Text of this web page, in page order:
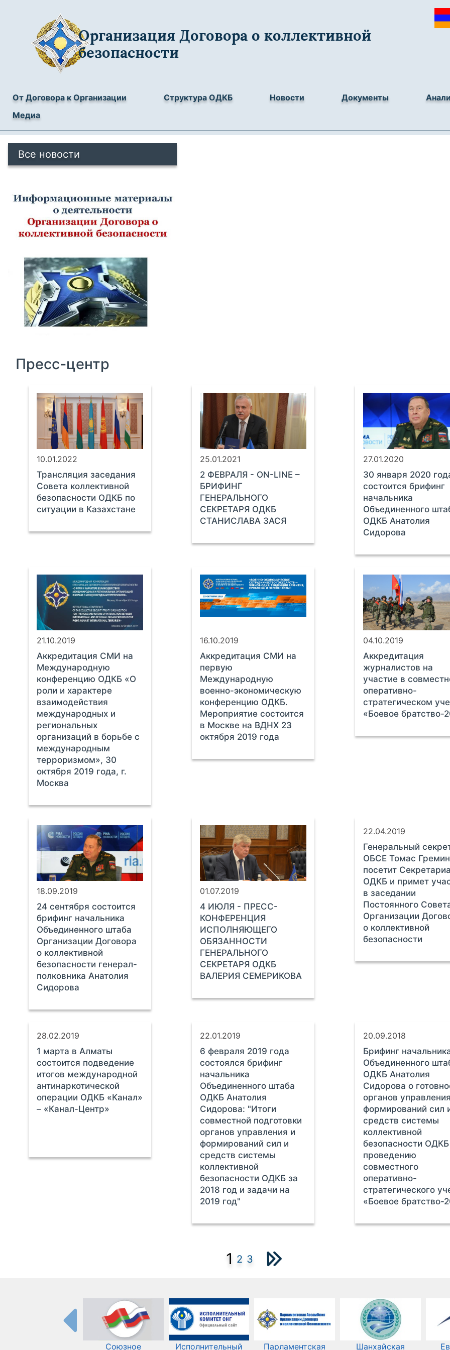
Организация Договора о коллективной
безопасности
От Договора к Организации Структура ОДКБ Новости Документы
Медиа
Все новости
Пресс-центр
10.01.2022
Трансляция заседания
Совета коллективной
безопасности ОДКБ по
ситуации в Казахстане
25.01.2021
2 ФЕВРАЛЯ - ON-LINE –
БРИФИНГ
ГЕНЕРАЛЬНОГО
СЕКРЕТАРЯ ОДКБ
СТАНИСЛАВА ЗАСЯ
27.01.2020
30 января 2020
состоится брифинг
начальника
Объединенного
ОДКБ Анатолия
Сидорова
21.10.2019
Аккредитация СМИ на
Международную
конференцию ОДКБ «О
роли и характере
взаимодействия
международных и
региональных
организаций в борьбе с
международным
терроризмом», 30
октября 2019 года, г.
Москва
16.10.2019
Аккредитация СМИ на
первую
Международную
военно-экономическую
конференцию ОДКБ.
Мероприятие состоится
в Москве на ВДНХ 23
октября 2019 года
04.10.2019
Аккредитация
журналистов на
участие в
оперативно-
стратегическом
«Боевое братство-
18.09.2019
24 сентября состоится
брифинг начальника
Объединенного штаба
Организации Договора
о коллективной
безопасности генерал-
полковника Анатолия
Сидорова
01.07.2019
4 ИЮЛЯ - ПРЕСС-
КОНФЕРЕНЦИЯ
ИСПОЛНЯЮЩЕГО
ОБЯЗАННОСТИ
ГЕНЕРАЛЬНОГО
СЕКРЕТАРЯ ОДКБ
ВАЛЕРИЯ СЕМЕРИКОВА
22.04.2019
Генеральный
ОБСЕ Томас
посетит
ОДКБ и примет
в заседании
Постоянного
Организации
о коллективной
безопасности
28.02.2019
1 марта в Алматы
состоится подведение
итогов международной
антинаркотической
операции ОДКБ «Канал»
– «Канал-Центр»
22.01.2019
6 февраля 2019 года
состоялся брифинг
начальника
Объединенного штаба
ОДКБ Анатолия
Сидорова: "Итоги
совместной подготовки
органов управления и
формирований сил и
средств системы
коллективной
безопасности ОДКБ за
2018 год и задачи на
2019 год"
20.09.2018
Брифинг
Объединенного
ОДКБ Анатолия
Сидорова о
органов
формирований сил
средств системы
коллективной
безопасности
проведению
совместного
оперативно-
стратегического
«Боевое братство-
1 2 3
Союзное Исполнительный Парламентская Шанхайская